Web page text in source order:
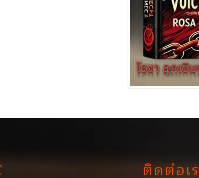
ติดต่อเ